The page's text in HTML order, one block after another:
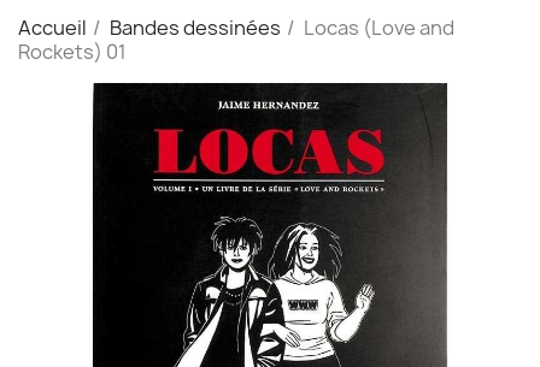
Accueil Bandes dessinées
Locas (Love and
Rockets) 01